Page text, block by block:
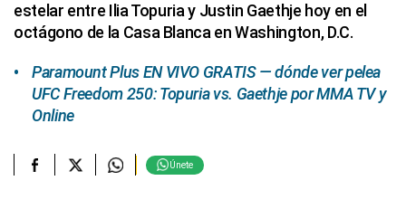
estelar entre Ilia Topuria y Justin Gaethje hoy en el
octágono de la Casa Blanca en Washington, D.C.
Paramount Plus EN VIVO GRATIS — dónde ver pelea
UFC Freedom 250: Topuria vs. Gaethje por MMA TV y
Online
Únete